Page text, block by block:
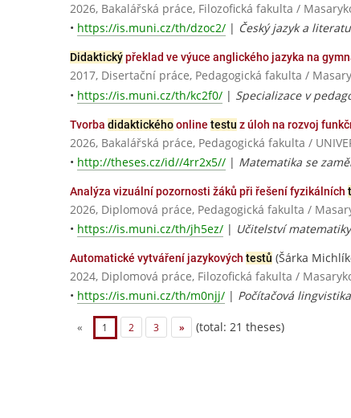
2026, Bakalářská práce, Filozofická fakulta /
• https://is.muni.cz/th/dzoc2/ | Český jazyk a
Didaktickýpřeklad ve výuce anglického jazyka na
2017, Disertační práce, Pedagogická fakulta /
• https://is.muni.cz/th/kc2f0/ | Specializace v
Tvorba didaktickéhoonline testu z úloh na rozvoj
2026, Bakalářská práce, Pedagogická fakulta /
• http://theses.cz/id//4rr2x5// | Matematika se
Analýza vizuální pozornosti žáků při řešení fyzikálních
2026, Diplomová práce, Pedagogická fakulta /
• https://is.muni.cz/th/jh5ez/ | Učitelství
Automatické vytváření jazykových testů (Šárka
2024, Diplomová práce, Filozofická fakulta /
• https://is.muni.cz/th/m0njj/ | Počítačová
« 1 2 3 » (total: 21 theses)